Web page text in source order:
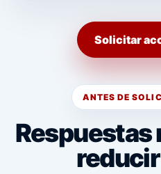
Solicitar
ANTES DE
Respuestas